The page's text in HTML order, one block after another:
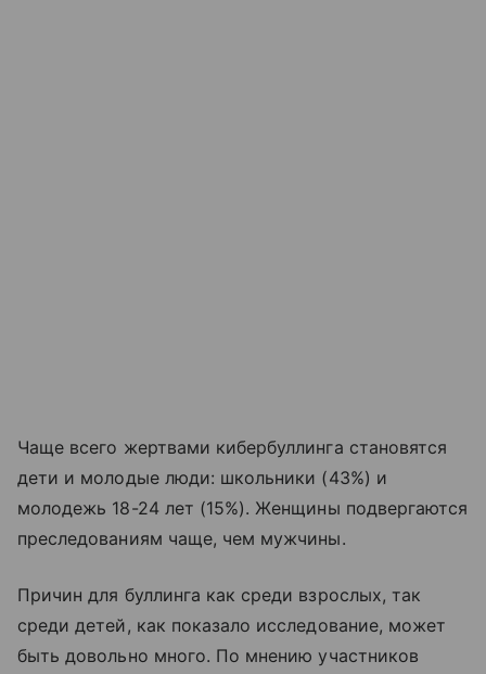
Чаще всего жертвами кибербуллинга становятся
дети и молодые люди: школьники (43%) и
молодежь 18-24 лет (15%). Женщины подвергаются
преследованиям чаще, чем мужчины.
Причин для буллинга как среди взрослых, так
среди детей, как показало исследование, может
быть довольно много. По мнению участников